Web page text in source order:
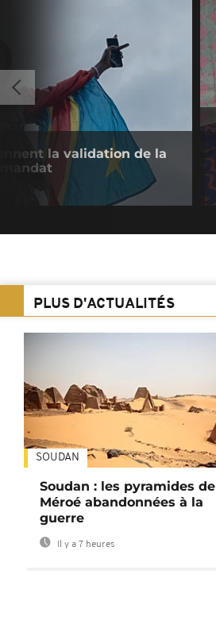
la validation de la
PLUS D'ACTUALITÉS
SOUDAN
Soudan : les pyramides de
Méroé abandonnées à la
guerre
Il y a 7 heures